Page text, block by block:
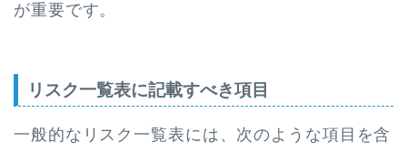
が重要です。
リスク一覧表に記載すべき項目
一般的なリスク一覧表には、次のような項目を含